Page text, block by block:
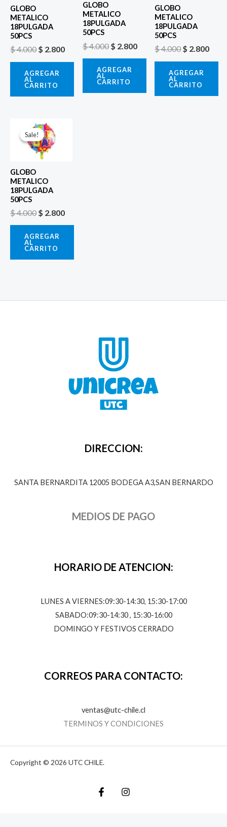
GLOBO
METALICO
18PULGADA
50PCS
$4.000 $ 2.800
AGREGAR
AL
CARRITO
GLOBO
METALICO
18PULGADA
50PCS
$4.000 $ 2.800
AGREGAR
AL
CARRITO
GLOBO
METALICO
18PULGADA
50PCS
$4.000$ 2.800
AGREGAR
AL
CARRITO
Sale!
Sale!
GLOBO
METALICO
18PULGADA
50PCS
$4.000
El
precio
original
era:
$ 2.800
AGREGAR
AL
CARRITO
DIRECCION:
SANTA BERNARDITA 12005 BODEGA A3,SAN BERNARDO
MEDIOS DE PAGO
HORARIO DE ATENCION:
LUNES A VIERNES:09:30-14:30, 15:30-17:00
SABADO:09:30-14:30 , 15:30-16:00
DOMINGO Y FESTIVOS CERRADO
CORREOS PARA CONTACTO:
ventas@utc-chile.cl
TERMINOS Y CONDICIONES
Copyright © 2026 UTC CHILE.